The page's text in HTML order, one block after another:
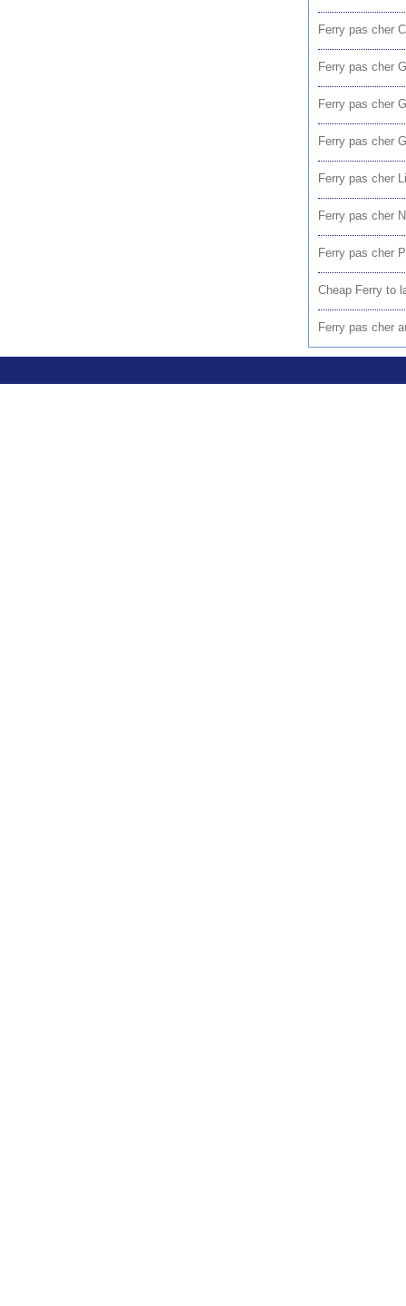
Ferry pas cher
Ferry pas cher
Ferry pas cher
Ferry pas cher
Ferry pas cher
Ferry pas cher
Ferry pas cher
Cheap Ferry to
Ferry pas cher